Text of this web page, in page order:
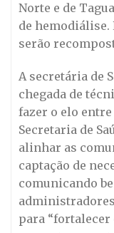
Norte e de
de hemodiálise.
serão
A secretária de
chegada de
fazer o elo entre
Secretaria de
alinhar as
captação de
comunicando
para